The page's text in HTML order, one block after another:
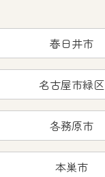
春日井市
名古屋市緑区
各務原市
本巣市